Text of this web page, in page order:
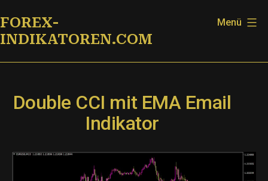
Inhalt
springen
FOREX-
INDIKATOREN.COM
Menü
Double CCI mit EMA Email
Indikator